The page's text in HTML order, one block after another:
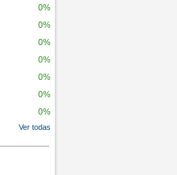
0%
0%
0%
0%
0%
0%
0%
Ver todas